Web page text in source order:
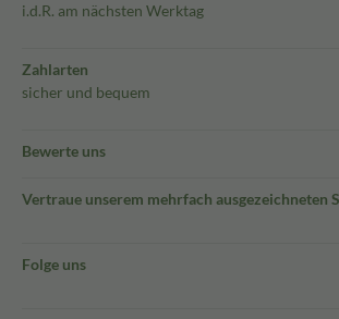
i.d.R. am nächsten Werktag
Zahlarten
sicher und bequem
Bewerte uns
Vertraue unserem mehrfach ausgezeichneten
Folge uns